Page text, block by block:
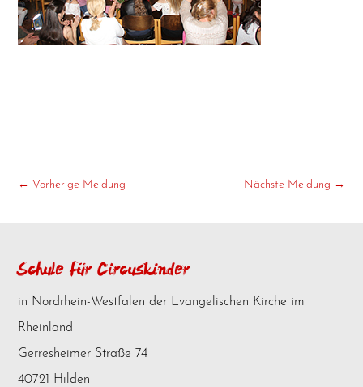
←Vorherige Meldung Nächste Meldung →
Schule für Circuskinder
in Nordrhein-Westfalen der Evangelischen Kirche im
Rheinland
Gerresheimer Straße 74
40721 Hilden